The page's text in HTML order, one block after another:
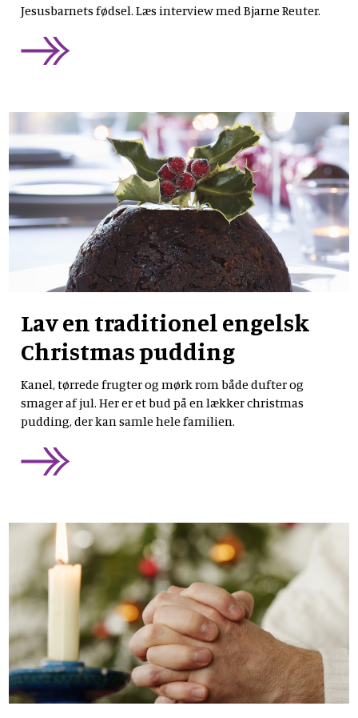
Jesusbarnets fødsel. Læs interview med Bjarne Reuter.
Lav en traditionel engelsk
Christmas pudding
Kanel, tørrede frugter og mørk rom både dufter og
smager af jul. Her er et bud på en lækker christmas
pudding, der kan samle hele familien.